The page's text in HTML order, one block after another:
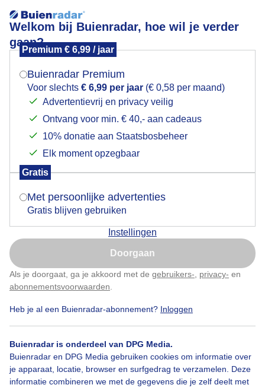
Welkom bij Buienradar, hoe wil je verder
gaan?
Premium € 6,99 / jaar
Buienradar Premium
Voor slechts € 6,99 per jaar (€ 0,58 per maand)
Advertentievrij en privacy veilig
Ontvang voor min. € 40,- aan cadeaus
10% donatie aan Staatsbosbeheer
Elk moment opzegbaar
Gratis
Met persoonlijke advertenties
Gratis blijven gebruiken
Instellingen
Doorgaan
Als je doorgaat, ga je akkoord met de gebruikers- privacy- en
abonnementsvoorwaarden
Heb je al een Buienradar-abonnement? Inloggen
Buienradar is onderdeel van DPG Media.
Buienradar en DPG Media gebruiken cookies om informatie over
je apparaat, locatie, browser en surfgedrag te verzamelen. Deze
informatie combineren we met de gegevens die je zelf deelt met
Enorme plassen in het bos
Door: Burry van den Brink Gemaakt: 11-06-2026, 28x bekeken
Mogen we je locatie gebruiken voor het
Indien je hier nog geen akkoord op hebt gegeven,
verschijnt er zo een pop-up uit je browser waarin
Is goed, toon de popup
Nu niet, misschien later
Klik hierom dit aan te passen